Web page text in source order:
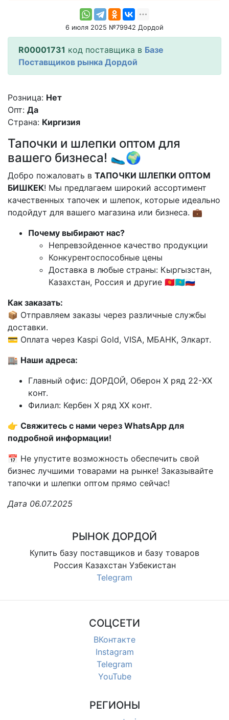
6 июля 2025 №79942 Дордой
R00001731 код поставщика в Базе
Поставщиков рынка Дордой
Розница: Нет
Опт: Да
Страна: Киргизия
Тапочки и шлепки оптом для
вашего бизнеса! 🥿🌍
Добро пожаловать в ТАПОЧКИ ШЛЕПКИ ОПТОМ
БИШКЕК! Мы предлагаем широкий ассортимент
качественных тапочек и шлепок, которые идеально
подойдут для вашего магазина или бизнеса. 💼
Почему выбирают нас?
Непревзойденное качество продукции
Конкурентоспособные цены
Доставка в любые страны: Кыргызстан,
Казахстан, Россия и другие 🇰🇬🇰🇿🇷🇺
Как заказать:
📦 Отправляем заказы через различные службы
доставки.
💳 Оплата через Kaspi Gold, VISA, МБАНК, Элкарт.
🏬 Наши адреса:
Главный офис: ДОРДОЙ, Оберон X ряд 22-XX
конт.
Филиал: Кербен X ряд XX конт.
👉 Свяжитесь с нами через WhatsApp для
подробной информации!
📅 Не упустите возможность обеспечить свой
бизнес лучшими товарами на рынке! Заказывайте
тапочки и шлепки оптом прямо сейчас!
Дата 06.07.2025
РЫНОК ДОРДОЙ
Купить базу поставщиков и базу товаров
Россия Казахстан Узбекистан
Telegram
СОЦСЕТИ
ВКонтакте
Instagram
Telegram
YouTube
РЕГИОНЫ